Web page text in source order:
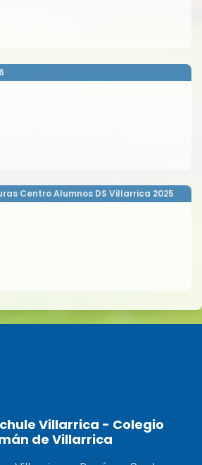
Centro Alumnos DS Villarrica 2025
Villarrica - Colegio
de Villarrica